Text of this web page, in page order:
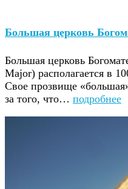
Большая церковь
Большая церковь
Major) располагается в
Свое прозвище
за того, что… подробнее